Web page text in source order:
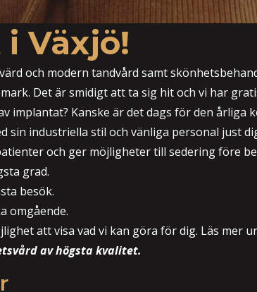
Växjö!
och modern tandvård samt
Det är smidigt att ta sig hit och vi har
implantat? Kanske är det dags för den
sin industriella stil och vänliga personal just
och ger möjligheter till sedering före
grad.
besök.
omgående.
att visa vad vi kan göra för dig. Läs mer
av högsta kvalitet.